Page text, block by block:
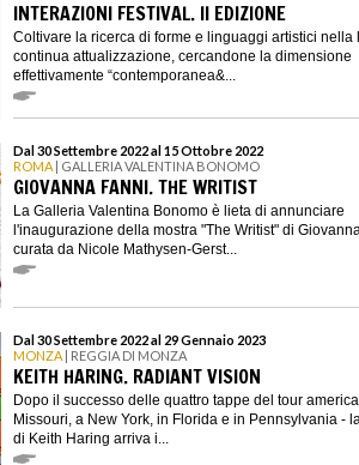
INTERAZIONI FESTIVAL. II EDIZIONE
Coltivare la ricerca di forme e linguaggi artistici nella
continua attualizzazione, cercandone la dimensione
effettivamente “contemporanea&...
Dal 30 Settembre 2022 al 15 Ottobre 2022
ROMA | GALLERIA VALENTINA BONOMO
GIOVANNA FANNI. THE WRITIST
La Galleria Valentina Bonomo è lieta di annunciare
l'inaugurazione della mostra "The Writist" di
curata da Nicole Mathysen-Gerst...
Dal 30 Settembre 2022 al 29 Gennaio 2023
MONZA | REGGIA DI MONZA
KEITH HARING. RADIANT VISION
Dopo il successo delle quattro tappe del tour
Missouri, a New York, in Florida e in Pennsylvania -
di Keith Haring arriva i...